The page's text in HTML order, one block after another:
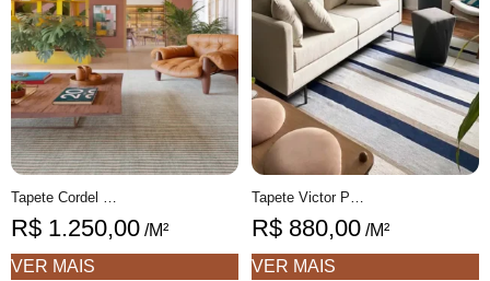
Tapete Cordel Personalizável Listras Finas feito à mão, COM FIOS DE PET E ALGODÃO RECICLADO
R$ 1.250,00 /M²
VER MAIS
Tapete Victor Personalizável Listrado feito à mão, 100% algodão reciclado
R$ 880,00 /M²
VER MAIS